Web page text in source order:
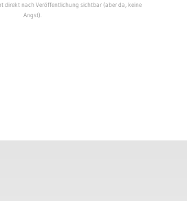
direkt nach Veröffentlichung sichtbar (aber da, keine
Angst).